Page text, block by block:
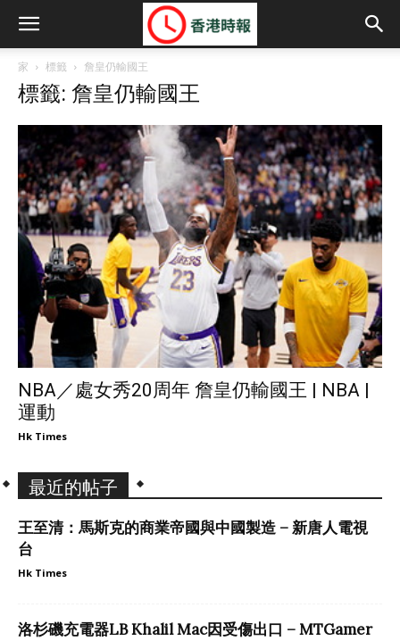
家 標籤 詹皇仍輸國王
標籤: 詹皇仍輸國王
NBA／處女秀20周年 詹皇仍輸國王 | NBA |
運動
Hk Times
最近的帖子
王至清：馬斯克的商業帝國與中國製造 – 新唐人電視
台
Hk Times
洛杉磯充電器LB Khalil Mac因受傷出口 – MTGamer